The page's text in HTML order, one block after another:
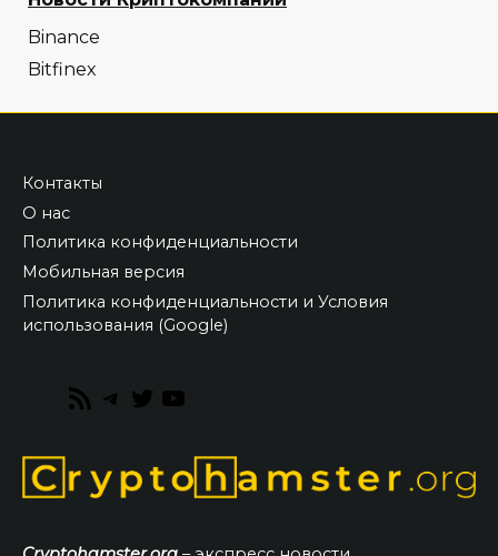
Binance
Bitfinex
Контакты
О нас
Политика конфиденциальности
Мобильная версия
Политика конфиденциальности и Условия
использования (Google)
RSS
Telegram
Twitter